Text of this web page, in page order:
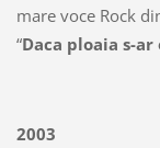
mare voce Rock
“Daca ploaia s-ar
2003